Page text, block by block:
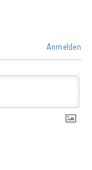
Anmelden